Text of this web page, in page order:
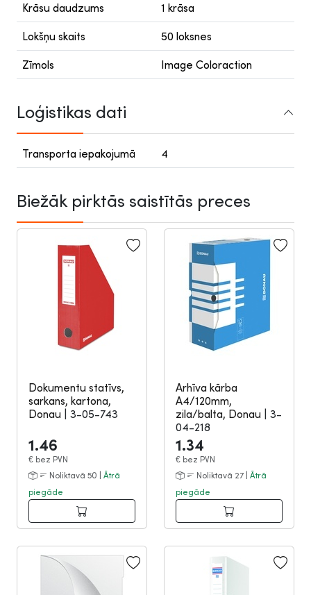
Krāsu daudzums 1 krāsa
Lokšņu skaits 50 loksnes
Zīmols Image Coloraction
Loģistikas dati
Transporta iepakojumā 4
Biežāk pirktās saistītās preces
Dokumentu statīvs,
sarkans, kartona,
Donau
3-05-743
1.46
€ bez PVN
Noliktavā 50 | Ātrā
piegāde
Arhīva kārba
A4/120mm,
zila/balta, Donau
3-
04-218
1.34
€ bez PVN
Noliktavā 27 | Ātrā
piegāde